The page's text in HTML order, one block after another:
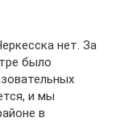
нет. За
было
и мы
в